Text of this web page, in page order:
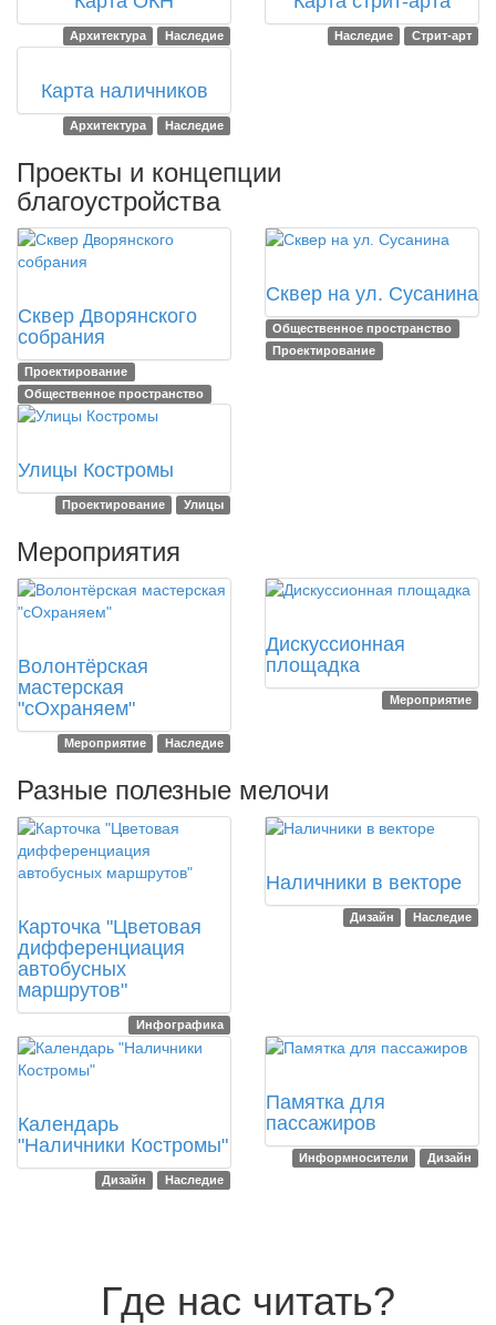
Архитектура Наследие Наследие
Стрит-арт
Карта наличников
Архитектура Наследие
Проекты и концепции
благоустройства
Сквер Дворянского
собрания
Проектирование
Общественное пространство
Сквер на ул. Сусанина
Общественное пространство
Проектирование
Улицы Костромы
Проектирование Улицы
Мероприятия
Волонтёрская
мастерская
"сОхраняем"
Мероприятие Наследие
Дискуссионная
площадка
Мероприятие
Разные полезные мелочи
Карточка "Цветовая
дифференциация
автобусных
маршрутов"
Инфографика
Наличники в векторе
Дизайн Наследие
Календарь
"Наличники Костромы"
Дизайн Наследие
Памятка для
пассажиров
Информносители Дизайн
Где нас читать?